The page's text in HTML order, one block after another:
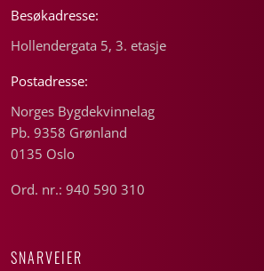
Besøkadresse:
Hollendergata 5, 3. etasje
Postadresse:
Norges Bygdekvinnelag
Pb. 9358 Grønland
0135 Oslo
Ord. nr.: 940 590 310
SNARVEIER